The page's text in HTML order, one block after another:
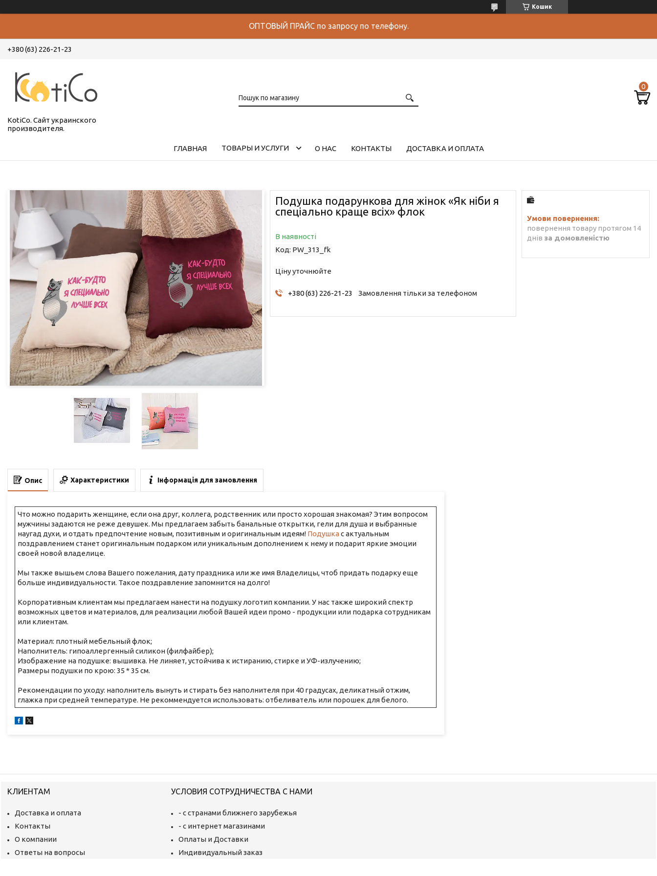
Кошик
ОПТОВЫЙ ПРАЙС по запросу по телефону.
+380 (63) 226-21-23
KotiCo. Сайт украинского
производителя.
ГЛАВНАЯ ТОВАРЫ И УСЛУГИ О НАС КОНТАКТЫ ДОСТАВКА И ОПЛАТА
Подушка подарункова для жінок «Як ніби я
спеціально краще всіх» флок
В наявності
Код: PW_313_fk
Ціну уточнюйте
+380 (63) 226-21-23 Замовлення тільки за телефоном
повернення товару протягом 14
днів за домовленістю
Опис Характеристики Інформація для замовлення
Что можно подарить женщине, если она друг, коллега, родственник или просто хорошая знакомая? Этим вопросом
мужчины задаются не реже девушек. Мы предлагаем забыть банальные открытки, гели для душа и выбранные
наугад духи, и отдать предпочтение новым, позитивным и оригинальным идеям! Подушкас актуальным
поздравлением станет оригинальным подарком или уникальным дополнением к нему и подарит яркие эмоции
своей новой владелице.
Мы также вышьем слова Вашего пожелания, дату праздника или же имя Владелицы, чтоб придать подарку еще
больше индивидуальности. Такое поздравление запомнится на долго!
Корпоративным клиентам мы предлагаем нанести на подушку логотип компании. У нас также широкий спектр
возможных цветов и материалов, для реализации любой Вашей идеи промо - продукции или подарка сотрудникам
или клиентам.
Материал: плотный мебельный флок;
Наполнитель: гипоаллергенный силикон (филфайбер);
Изображение на подушке: вышивка. Не линяет, устойчива к истиранию, стирке и УФ-излучению;
Размеры подушки по крою: 35 * 35 см.
Рекомендации по уходу: наполнитель вынуть и стирать без наполнителя при 40 градусах, деликатный отжим,
глажка при средней температуре. Не рекоммендуется использовать: отбеливатель или порошек для белого.
КЛИЕНТАМ
Доставка и оплата
Контакты
О компании
Ответы на вопросы
УСЛОВИЯ СОТРУДНИЧЕСТВА С НАМИ
- с странами ближнего зарубежья
- с интернет магазинами
Оплаты и Доставки
Индивидуальный заказ